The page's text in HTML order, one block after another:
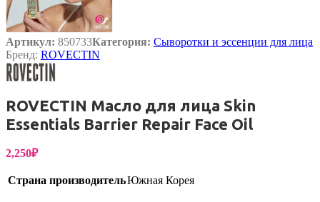
Артикул: 850733Категория: Сыворотки и эссенции для лица
Бренд: ROVECTIN
ROVECTIN Масло для лица Skin
Essentials Barrier Repair Face Oil
2,250₽
Страна производительЮжная Корея